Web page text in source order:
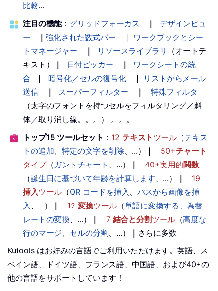
比較...
注目の機能： グリッドフォーカス ｜
デザインビュ
ー
｜ 強化された数式バー ｜
ワークブックとシー
トマネージャー
｜ リソースライブラリ
（オートテ
キスト）
｜ 日付ピッカー ｜
ワークシートの統
合
｜ 暗号化／セルの復号化 ｜
リストからメール
送信
｜ スーパーフィルター ｜
特殊フィルタ
（太字のフォントを持つセルをフィルタリング／斜
体／取り消し線。。。） 。。。
トップ15 ツールセット ： 12 テキスト ツール （テキス
トの追加、 特定の文字を削除、...） ｜ 50+チャート
タイプ（ ガントチャート 、...） ｜ 40+実用的関数
（誕生日に基づいて年齢を計算します、...） ｜
19
挿入ツール （QR コードを挿入 、 パスから画像を挿
入 、...） ｜ 12 変換ツール （単語に変換する 、 為替
レートの変換、...） ｜ 7 結合と分割ツール （高度な
行のマージ、 セルの分割、...） ｜ さらに多数
Kutools はお好みの言語でご利用いただけます。英語、ス
ペイン語、ドイツ語、フランス語、中国語、および40+の
他の言語をサポートしています！